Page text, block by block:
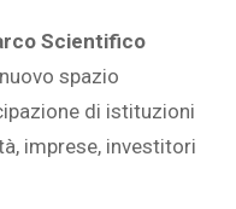
Scientifico
spazio
di istituzioni
imprese, investitori